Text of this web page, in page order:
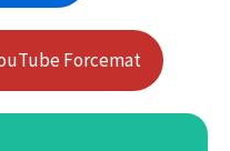
Forcemat